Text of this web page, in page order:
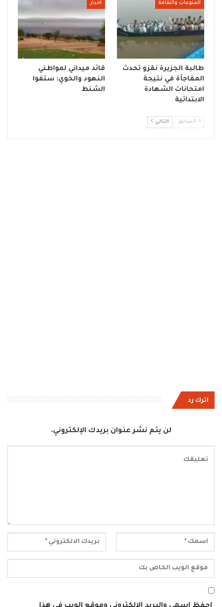
المنوعات والثقافة
طالبة الجزيرة نقزو تحدث
المفاجأة في نتيجة
امتحانات الشهادة
الابتدائية
اخبار
قائد ميداني لمواطني
النهود والخوي: ستفوا
الشنط
السابق التالي
اترك رد
لن يتم نشر عنوان بريدك الإلكتروني.